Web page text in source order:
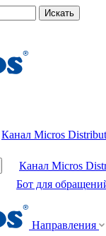
Искать
Канал Micros
Канал Micros
Бот для
Направления